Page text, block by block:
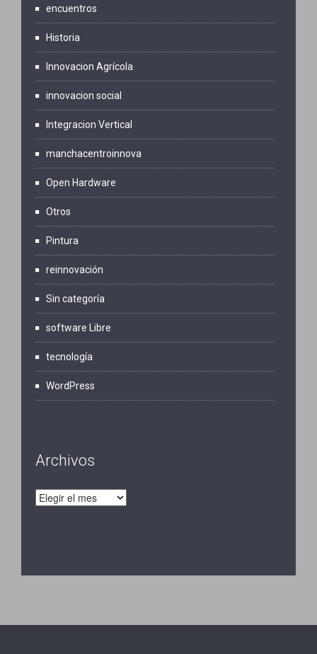
encuentros
Historia
Innovacion Agrícola
innovacion social
Integracion Vertical
manchacentroinnova
Open Hardware
Otros
Pintura
reinnovación
Sin categoría
software Libre
tecnología
WordPress
Archivos
Archivos